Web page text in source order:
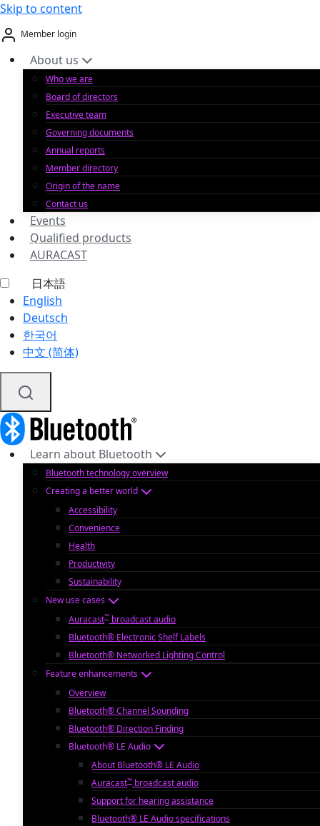
Skip to content
Member login
About us
Who we are
Board of directors
Executive team
Governing documents
Annual reports
Member directory
Origin of the name
Contact us
Events
Qualified products
AURACAST
日本語
English
Deutsch
한국어
中文 (简体)
Learn about Bluetooth
Bluetooth technology overview
Creating a better world
Accessibility
Convenience
Health
Productivity
Sustainability
New use cases
Auracast™ broadcast audio
Bluetooth® Electronic Shelf Labels
Bluetooth® Networked Lighting Control
Feature enhancements
Overview
Bluetooth® Channel Sounding
Bluetooth® Direction Finding
Bluetooth® LE Audio
About Bluetooth® LE Audio
Auracast™ broadcast audio
Support for hearing assistance
Bluetooth® LE Audio specifications